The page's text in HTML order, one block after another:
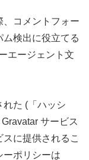
コメントフォー
検出に役立てる
エージェント文
れた (「ハッシ
サービス
に提供されるこ
ーポリシーは